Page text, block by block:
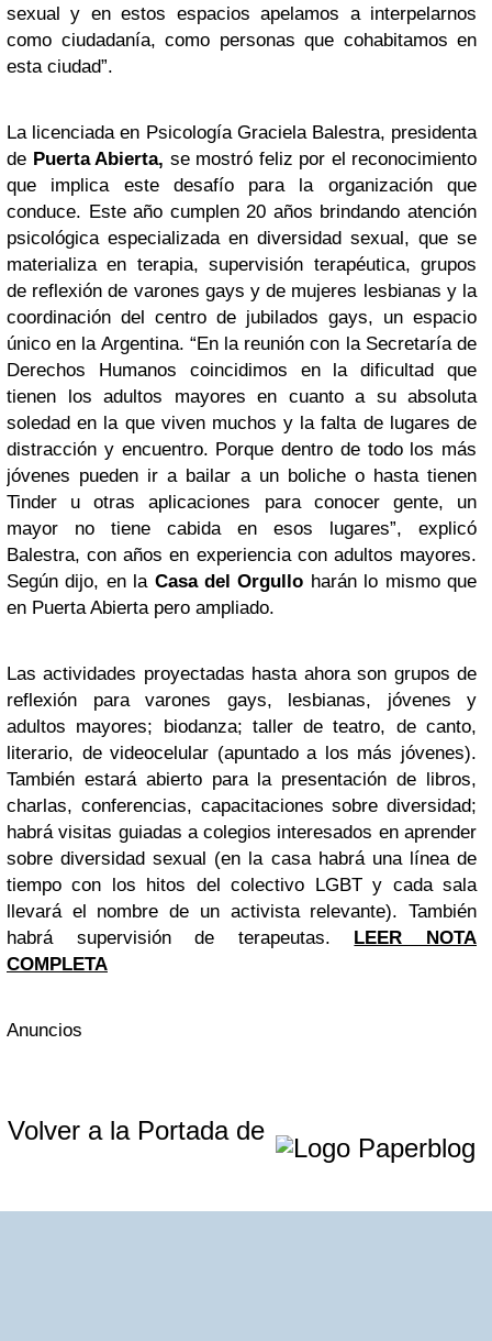
sexual y en estos espacios apelamos a interpelarnos
como ciudadanía, como personas que cohabitamos en
esta ciudad”.
La licenciada en Psicología Graciela Balestra, presidenta
de Puerta Abierta, se mostró feliz por el reconocimiento
que implica este desafío para la organización que
conduce. Este año cumplen 20 años brindando atención
psicológica especializada en diversidad sexual, que se
materializa en terapia, supervisión terapéutica, grupos
de reflexión de varones gays y de mujeres lesbianas y la
coordinación del centro de jubilados gays, un espacio
único en la Argentina. “En la reunión con la Secretaría de
Derechos Humanos coincidimos en la dificultad que
tienen los adultos mayores en cuanto a su absoluta
soledad en la que viven muchos y la falta de lugares de
distracción y encuentro. Porque dentro de todo los más
jóvenes pueden ir a bailar a un boliche o hasta tienen
Tinder u otras aplicaciones para conocer gente, un
mayor no tiene cabida en esos lugares”, explicó
Balestra, con años en experiencia con adultos mayores.
Según dijo, en la Casa del Orgullo harán lo mismo que
en Puerta Abierta pero ampliado.
Las actividades proyectadas hasta ahora son grupos de
reflexión para varones gays, lesbianas, jóvenes y
adultos mayores; biodanza; taller de teatro, de canto,
literario, de videocelular (apuntado a los más jóvenes).
También estará abierto para la presentación de libros,
charlas, conferencias, capacitaciones sobre diversidad;
habrá visitas guiadas a colegios interesados en aprender
sobre diversidad sexual (en la casa habrá una línea de
tiempo con los hitos del colectivo LGBT y cada sala
llevará el nombre de un activista relevante). También
habrá supervisión de terapeutas.
LEER NOTA
COMPLETA
Anuncios
Volver a la Portada de